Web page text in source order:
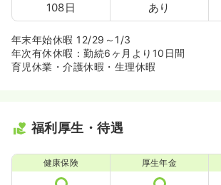
108日 あり
年末年始休暇 12/29～1/3
年次有休休暇：勤続6ヶ月より10日間
育児休業・介護休暇・生理休暇
福利厚生・待遇
健康保険 厚生年金